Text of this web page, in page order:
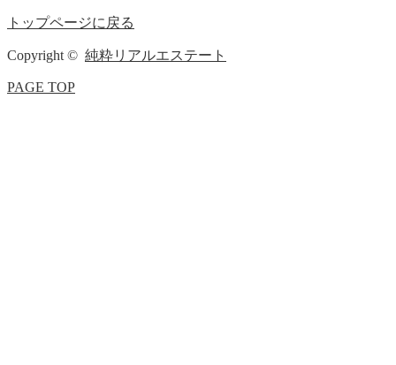
トップページに戻る
Copyright © 純粋リアルエステート
PAGE TOP